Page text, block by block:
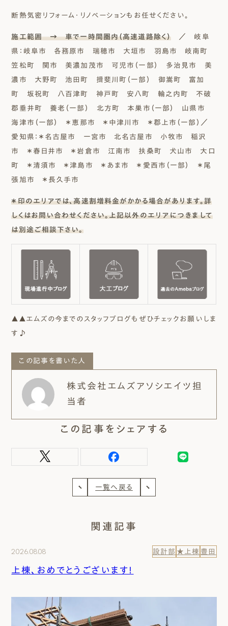
断熱気密リフォーム・リノベーションもお任せください。
施工範囲 → 車で一時間圏内（高速道路除く） ／ 岐阜
県：岐阜市 各務原市 瑞穂市 大垣市 羽島市 岐南町
笠松町 関市 美濃加茂市 可児市（一部） 多治見市 美
濃市 大野町 池田町 揖斐川町（一部） 御嵩町 富加
町 坂祝町 八百津町 神戸町 安八町 輪之内町 不破
郡垂井町 養老（一部） 北方町 本巣市（一部） 山県市
海津市（一部） ＊恵那市 ＊中津川市 ＊郡上市（一部）／
愛知県：＊名古屋市 一宮市 北名古屋市 小牧市 稲沢
市 ＊春日井市 ＊岩倉市 江南市 扶桑町 犬山市 大口
町 ＊清須市 ＊津島市 ＊あま市 ＊愛西市（一部） ＊尾
張旭市 ＊長久手市
＊印のエリアでは、高速割増料金がかかる場合があります。詳
しくはお問い合わせください。上記以外のエリアにつきまして
は別途ご相談下さい。
▲▲エムズの今までのスタッフブログもぜひチェックお願いしま
す♪
この記事を書いた人
株式会社エムズアソシエイツ担
当者
この記事をシェアする
一覧へ戻る
関連記事
2026.08.08 設計部 ★上棟 豊田
上棟、おめでとうございます！